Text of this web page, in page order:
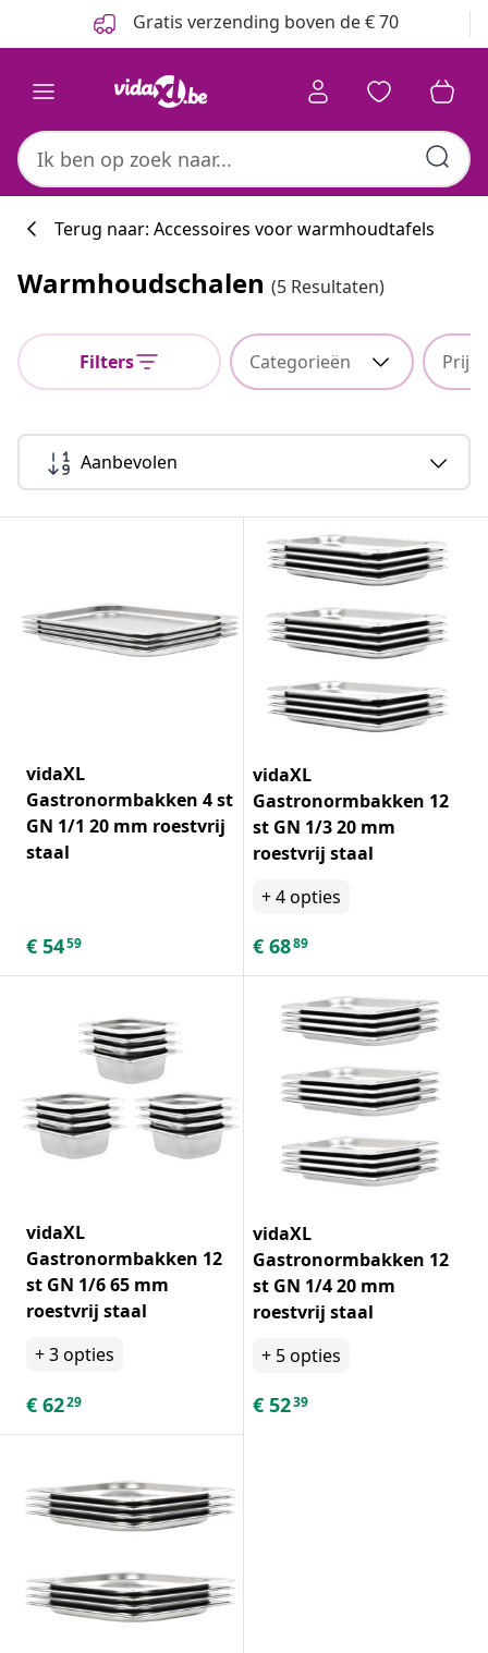
Gratis verzending boven de € 70
Terug naar: Accessoires voor warmhoudtafels
Warmhoudschalen (5 Resultaten)
Filters Categorieën Prijs
Aanbevolen
vidaXL
Gastronormbakken 4 st
GN 1/1 20 mm roestvrij
staal
€ 5459
vidaXL
Gastronormbakken 12
st GN 1/3 20 mm
roestvrij staal
+4opties
€ 6889
vidaXL
Gastronormbakken 12
st GN 1/6 65 mm
roestvrij staal
+3opties
€ 6229
vidaXL
Gastronormbakken 12
st GN 1/4 20 mm
roestvrij staal
+ 5opties
€ 5239